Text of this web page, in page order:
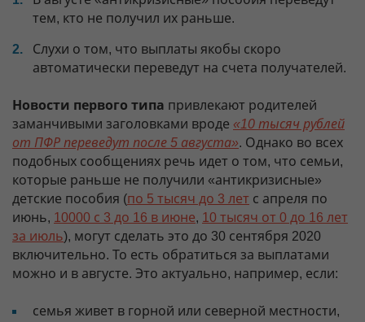
тем, кто не получил их раньше.
Слухи о том, что выплаты якобы скоро
автоматически переведут на счета получателей.
Новости первого типа привлекают родителей
заманчивыми заголовками вроде «10 тысяч рублей
от ПФР переведут после 5 августа». Однако во всех
подобных сообщениях речь идет о том, что семьи,
которые раньше не получили «антикризисные»
детские пособия (по 5 тысяч до 3 лет с апреля по
июнь, 10000 с 3 до 16 в июне, 10 тысяч от 0 до 16 лет
за июль), могут сделать это до 30 сентября 2020
включительно. То есть обратиться за выплатами
можно и в августе. Это актуально, например, если:
семья живет в горной или северной местности,